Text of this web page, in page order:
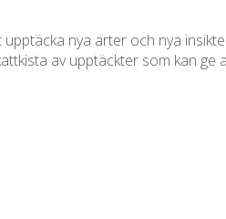
nya arter och nya
av upptäckter som kan